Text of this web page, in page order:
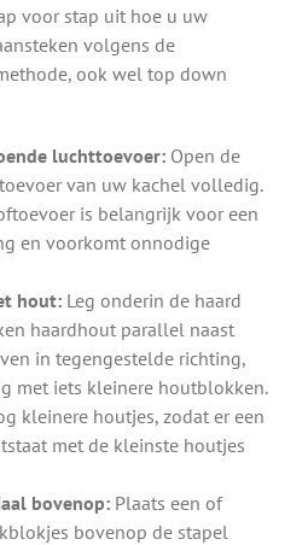
voor stap uit hoe u uw
volgens de
ook wel top down
luchttoevoer:Open de
van uw kachel volledig.
is belangrijk voor een
en voorkomt onnodige
hout:Leg onderin de haard
haardhout parallel naast
in tegengestelde richting,
met iets kleinere houtblokken.
kleinere houtjes, zodat er een
met de kleinste houtjes
bovenop:Plaats een of
bovenop de stapel